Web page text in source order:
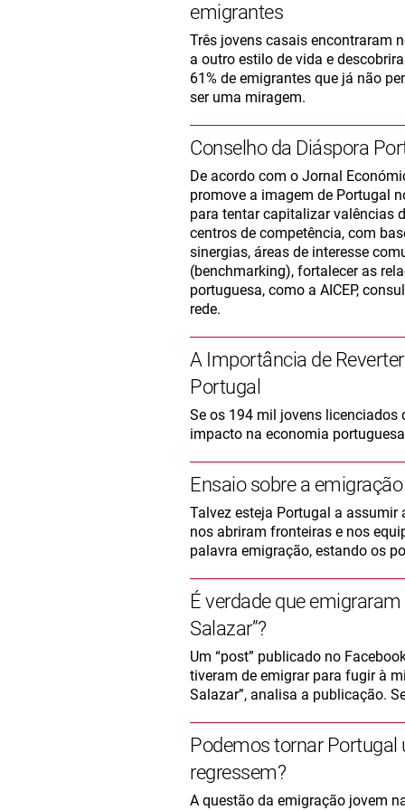
emigrantes
Três jovens casais encontraram
a outro estilo de vida e
61% de emigrantes que já não
ser uma miragem.
Conselho da Diáspora
De acordo com o Jornal
promove a imagem de Portugal
para tentar capitalizar valências
centros de competência, com
sinergias, áreas de interesse
(benchmarking), fortalecer as
portuguesa, como a AICEP,
rede.
A Importância de
Portugal
Se os 194 mil jovens licenciados
impacto na economia
Ensaio sobre a
Talvez esteja Portugal a assumir
nos abriram fronteiras e nos
palavra emigração, estando os
É verdade que
Salazar”?
Um “post” publicado no
tiveram de emigrar para fugir à
Salazar”, analisa a publicação.
Podemos tornar
regressem?
A questão da emigração jovem